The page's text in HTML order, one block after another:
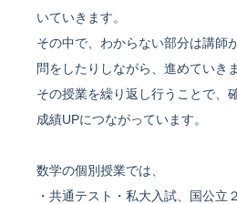
いていきます。
その中で、わからない部分は講師
問をしたりしながら、進めていき
その授業を繰り返し行うことで、
成績UPにつながっています。
数学の個別授業では、
・共通テスト・私大入試、国公立